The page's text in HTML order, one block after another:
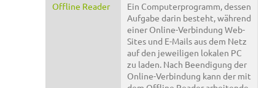
Offline Reader
Ein Computerprogramm, dessen
Aufgabe darin besteht, während
einer Online-Verbindung Web-
Sites und E-Mails aus dem Netz
auf den jeweiligen lokalen PC
zu laden. Nach Beendigung der
Online-Verbindung kann der mit